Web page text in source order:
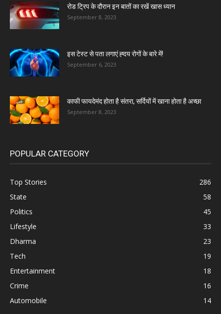
रोड ट्रिप के दौरान इन बातों का रखें खास ध्यान
September 8, 2023
इस टेस्ट से पता लगाएं ह्दय रोगों के बारे में!
September 6, 2023
काफी फायदेमंद होता है संतरा, सर्दियों में खाना होता है अच्छा
September 8, 2023
POPULAR CATEGORY
Top Stories
286
State
58
Politics
45
Lifestyle
33
Dharma
23
Tech
19
Entertainment
18
Crime
16
Automobile
14